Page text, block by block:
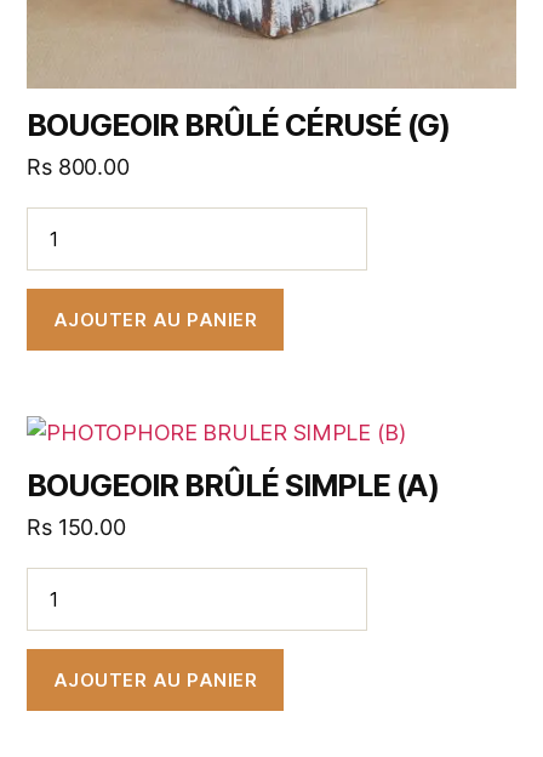
BOUGEOIR BRÛLÉ CÉRUSÉ (G)
Rs 800.00
AJOUTER AU PANIER
BOUGEOIR BRÛLÉ SIMPLE (A)
Rs 150.00
AJOUTER AU PANIER